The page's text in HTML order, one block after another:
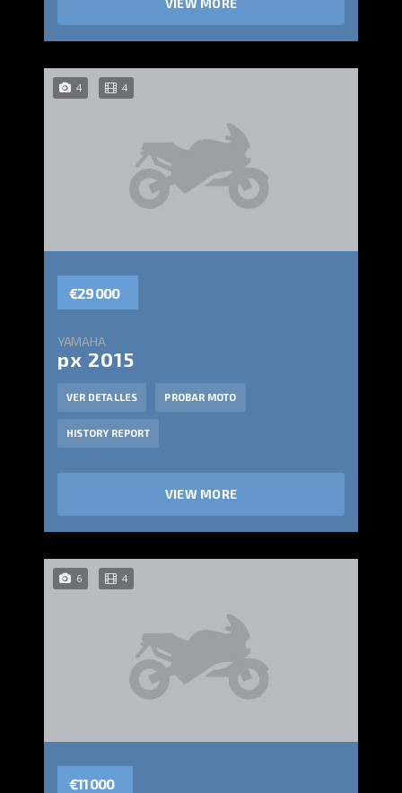
VIEW MORE
4 4
€29 000
YAMAHA
px 2015
VER DETALLES PROBAR MOTO
HISTORY REPORT
VIEW MORE
6 4
€11 000